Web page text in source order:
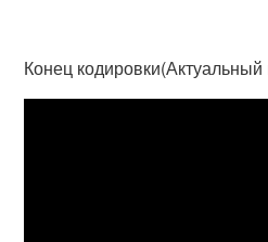
Конец кодировки(Актуальный